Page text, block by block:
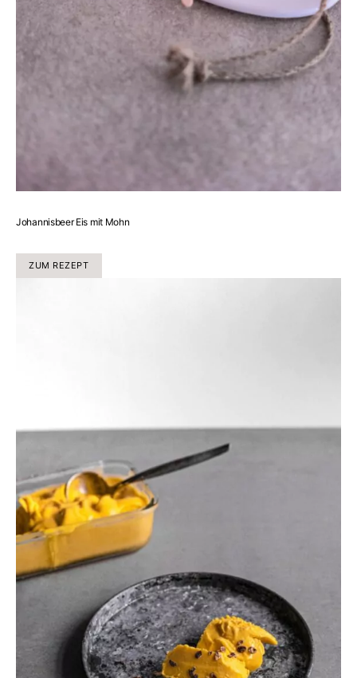
Johannisbeer Eis mit Mohn
ZUM REZEPT